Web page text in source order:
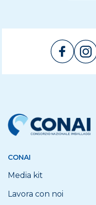
CONAI
Media kit
Lavora con noi